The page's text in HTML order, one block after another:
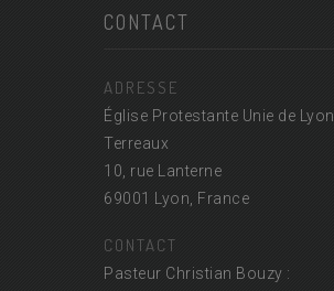
CONTACT
ADRESSE
Église Protestante Unie de Lyon
Terreaux
10, rue Lanterne
69001 Lyon, France
CONTACT
Pasteur Christian Bouzy :